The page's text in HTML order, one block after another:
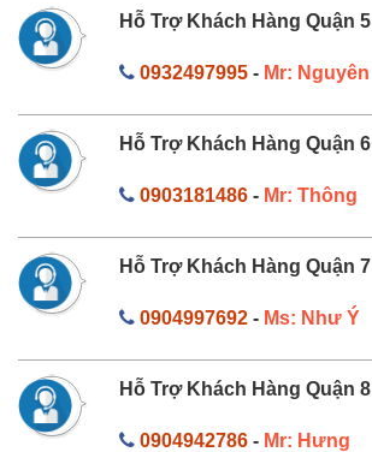
Hỗ Trợ Khách Hàng Quận 5
0932497995- Mr: Nguyên
Hỗ Trợ Khách Hàng Quận 6
0903181486- Mr: Thông
Hỗ Trợ Khách Hàng Quận 7
0904997692- Ms: Như Ý
Hỗ Trợ Khách Hàng Quận 8
0904942786- Mr: Hưng